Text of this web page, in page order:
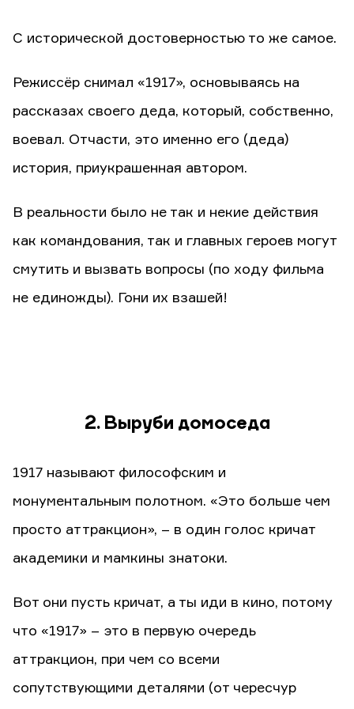
С исторической достоверностью то же самое.
Режиссёр снимал «1917», основываясь на
рассказах своего деда, который, собственно,
воевал. Отчасти, это именно его (деда)
история, приукрашенная автором.
В реальности было не так и некие действия
как командования, так и главных героев могут
смутить и вызвать вопросы (по ходу фильма
не единожды). Гони их взашей!
2. Выруби домоседа
1917 называют философским и
монументальным полотном. «Это больше чем
просто аттракцион», – в один голос кричат
академики и мамкины знатоки.
Вот они пусть кричат, а ты иди в кино, потому
что «1917» – это в первую очередь
аттракцион, при чем со всеми
сопутствующими деталями (от чересчур